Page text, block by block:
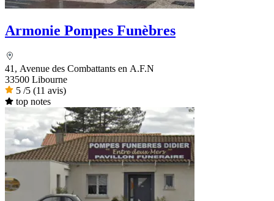
Armonie Pompes Funèbres
41, Avenue des Combattants en A.F.N
33500 Libourne
5 /5 (11 avis)
top notes